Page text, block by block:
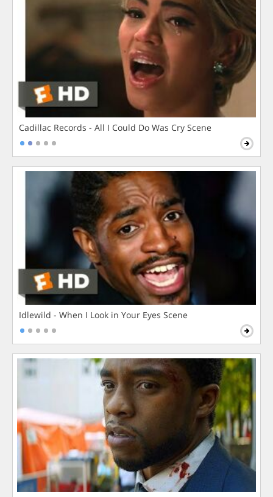
Cadillac Records - All I Could Do Was Cry Scene
Idlewild - When I Look in Your Eyes Scene